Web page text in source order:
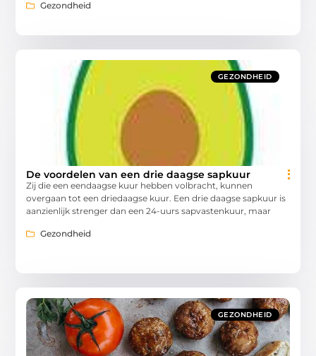
Gezondheid
GEZONDHEID
De voordelen van een drie daagse sapkuur
Zij die een eendaagse kuur hebben volbracht, kunnen
overgaan tot een driedaagse kuur. Een drie daagse sapkuur is
aanzienlijk strenger dan een 24-uurs sapvastenkuur, maar
Gezondheid
GEZONDHEID